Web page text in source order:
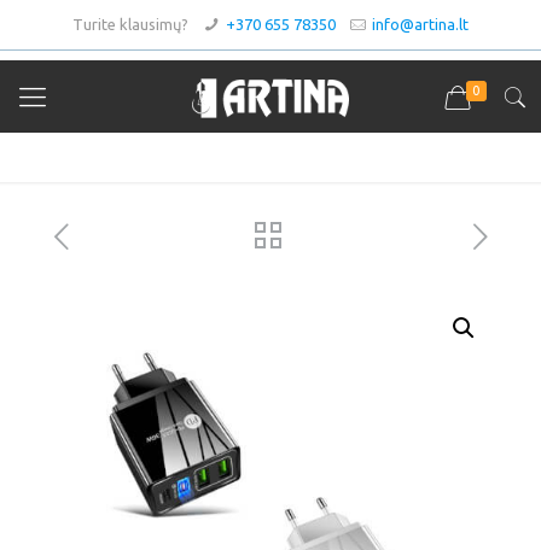
Turite klausimų? +370 655 78350 info@artina.lt
0
Asortimentas